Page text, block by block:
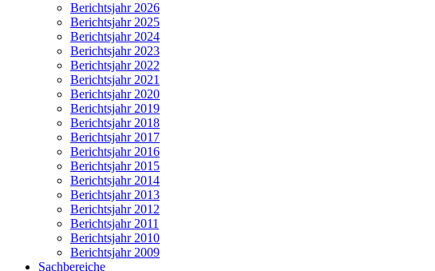
Berichtsjahr 2026
Berichtsjahr 2025
Berichtsjahr 2024
Berichtsjahr 2023
Berichtsjahr 2022
Berichtsjahr 2021
Berichtsjahr 2020
Berichtsjahr 2019
Berichtsjahr 2018
Berichtsjahr 2017
Berichtsjahr 2016
Berichtsjahr 2015
Berichtsjahr 2014
Berichtsjahr 2013
Berichtsjahr 2012
Berichtsjahr 2011
Berichtsjahr 2010
Berichtsjahr 2009
Sachbereiche